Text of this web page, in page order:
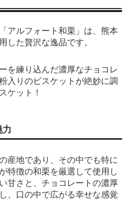
アルフォート和栗」は、熊本
した贅沢な逸品です。
を練り込んだ濃厚なチョコレ
入りのビスケットが絶妙に調
ケット！
産地であり、その中でも特に
特徴の和栗を厳選して使用し
甘さと、チョコレートの濃厚
、口の中で広がる幸せな感覚